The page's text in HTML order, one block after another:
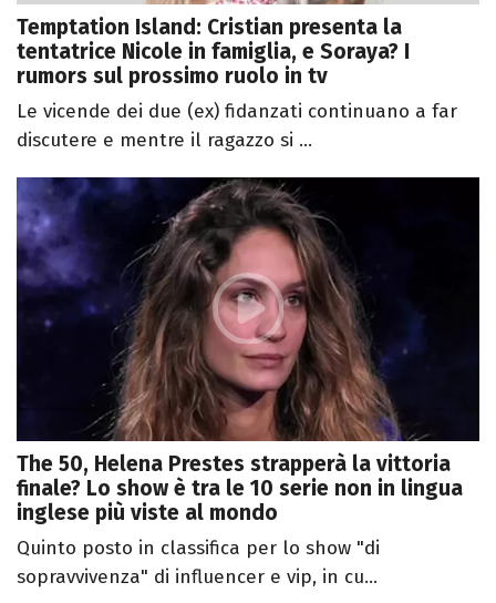
Temptation Island: Cristian presenta la
tentatrice Nicole in famiglia, e Soraya? I
rumors sul prossimo ruolo in tv
Le vicende dei due (ex) fidanzati continuano a far
discutere e mentre il ragazzo si ...
The 50, Helena Prestes strapperà la vittoria
finale? Lo show è tra le 10 serie non in lingua
inglese più viste al mondo
Quinto posto in classifica per lo show "di
sopravvivenza" di influencer e vip, in cu...